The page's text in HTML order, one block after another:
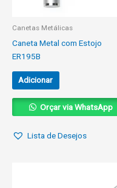
Canetas Metálicas
Caneta Metal com Estojo
ER195B
Adicionar
Orçar via WhatsApp
Lista de Desejos